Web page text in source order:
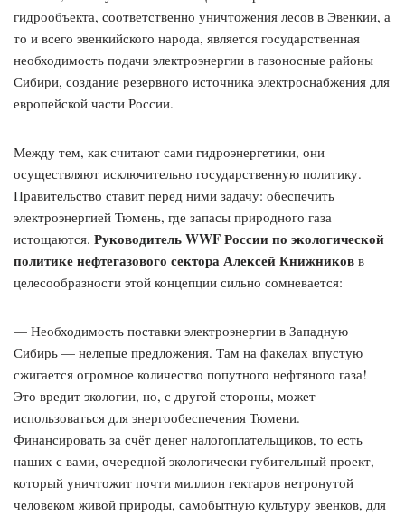
гидрообъекта, соответственно уничтожения лесов в Эвенкии, а
то и всего эвенкийского народа, является государственная
необходимость подачи электроэнергии в газоносные районы
Сибири, создание резервного источника электроснабжения для
европейской части России.
Между тем, как считают сами гидроэнергетики, они
осуществляют исключительно государственную политику.
Правительство ставит перед ними задачу: обеспечить
электроэнергией Тюмень, где запасы природного газа
истощаются. Руководитель WWF России по экологической
политике нефтегазового сектора Алексей Книжников в
целесообразности этой концепции сильно сомневается:
— Необходимость поставки электроэнергии в Западную
Сибирь — нелепые предложения. Там на факелах впустую
сжигается огромное количество попутного нефтяного газа!
Это вредит экологии, но, с другой стороны, может
использоваться для энергообеспечения Тюмени.
Финансировать за счёт денег налогоплательщиков, то есть
наших с вами, очередной экологически губительный проект,
который уничтожит почти миллион гектаров нетронутой
человеком живой природы, самобытную культуру эвенков, для